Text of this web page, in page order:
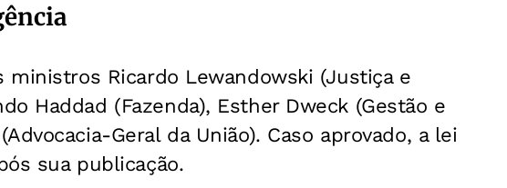
ministros Ricardo Lewandowski (Justiça e
Haddad (Fazenda), Esther Dweck (Gestão e
Geral da União). Caso aprovado, a lei
sua publicação.